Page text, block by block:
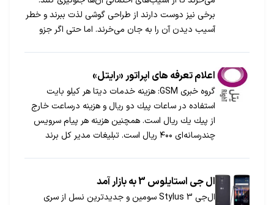
برخی نیز دوست دارند از طراحی گوشی لذت ببرند و خطر
آسیب دیدن آن را به جان می‌خرند. اما حتی اگر جزو
محافظ بخرید. حتی اگر از قاب‌های محافظ متنفرید!
اعلام تعرفه های اپراتور «رایتل»
گروه خبری GSM: هزینه خدمات دیتا هر كیلو بایت
استفاده در ساعات پیك دو ریال و هزینه درساعت خارج
از پیك یك ریال است. همچنین هزینه هر پیام سرویس
چندرسانه‌ای ۴۰۰ ریال است. تبلیغات مدیر كل برند
شده […]
ال جی استایلوس 3 به بازار آمد
ال‌جی Stylus 3 سومین و جدیدترین نسل از سری